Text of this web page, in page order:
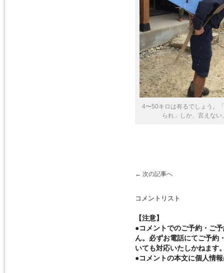
4〜50キロは有るでしょう。
られ」しか、言えない
← 次の記事へ
コメントリスト
【注意】
●コメントでのご予約・ご
ん。必ずお電話にてご予約
いても対応いたしかねます
●コメントの本文に個人情